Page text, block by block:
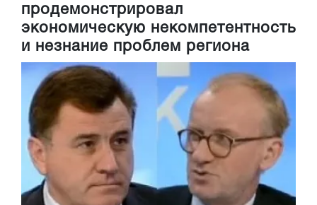
продемонстрировал
экономическую некомпетентность
и незнание проблем региона